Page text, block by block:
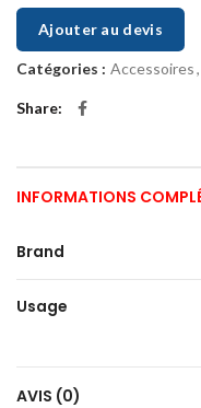
Ajouter au devis
Catégories : Accessoires,
Share
INFORMATIONS
Brand
Usage
AVIS (0)